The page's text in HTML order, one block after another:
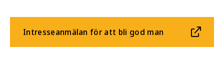
Intresseanmälan för att bli god man